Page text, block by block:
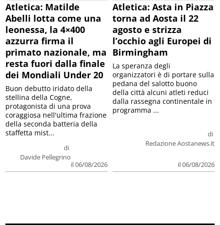
Atletica: Matilde
Abelli lotta come una
leonessa, la 4×400
azzurra firma il
primato nazionale, ma
resta fuori dalla finale
dei Mondiali Under 20
di
Davide Pellegrino
il 06/08/2026
Buon debutto iridato della
stellina della Cogne,
protagonista di una prova
coraggiosa nell'ultima frazione
della seconda batteria della
staffetta mist...
Atletica: Asta in Piazza
torna ad Aosta il 22
agosto e strizza
l’occhio agli Europei di
Birmingham
di
Redazione Aostanews.it
il 06/08/2026
La speranza degli
organizzatori è di portare sulla
pedana del salotto buono
della città alcuni atleti reduci
dalla rassegna continentale in
programma ...